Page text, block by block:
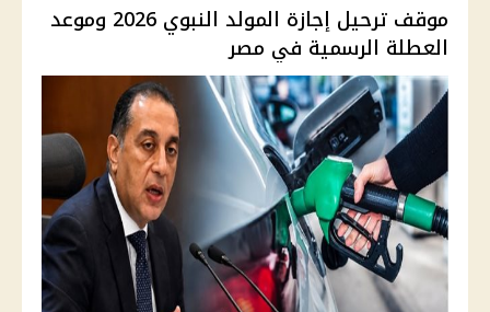
موقف ترحيل إجازة المولد النبوي 2026 وموعد
العطلة الرسمية في مصر